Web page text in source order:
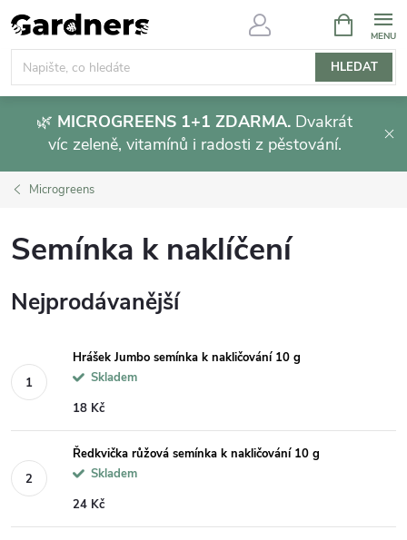
Přejít
na
obsah
HLEDAT
NÁKUPNÍ
KOŠÍK
🌿 MICROGREENS 1+1 ZDARMA. Dvakrát
víc zeleně, vitamínů i radosti z pěstování.
Microgreens
Semínka k naklíčení
Nejprodávanější
Hrášek Jumbo semínka k nakličování 10 g
Skladem
18 Kč
Ředkvička růžová semínka k nakličování 10 g
Skladem
24 Kč